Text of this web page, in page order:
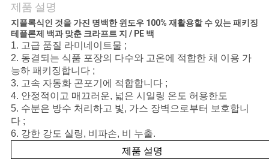
을
요
구
하
세
요
제품 설명
지플록식인 것을 가진 명백한 윈도우 100% 재활용할 수 있는 패키징
테플론제 백과 맞춘 크라프트 지 / PE 백
1. 고급 품질 라미네이트물 ;
2. 동결되는 식품 포장의 다수와 고온에 적합한 채 이용 가
능하 패키징합니다 ;
3. 고속 자동화 곤포기에 적합합니다 ;
4. 안정적이고 매끄러운, 넓은 시일링 온도 허용한도
5. 수분은 방수 처리하고 빛, 가스 장벽으로부터 보호합니
다 ;
6. 강한 강도 실링, 비파손, 비 누출.
제품 설명